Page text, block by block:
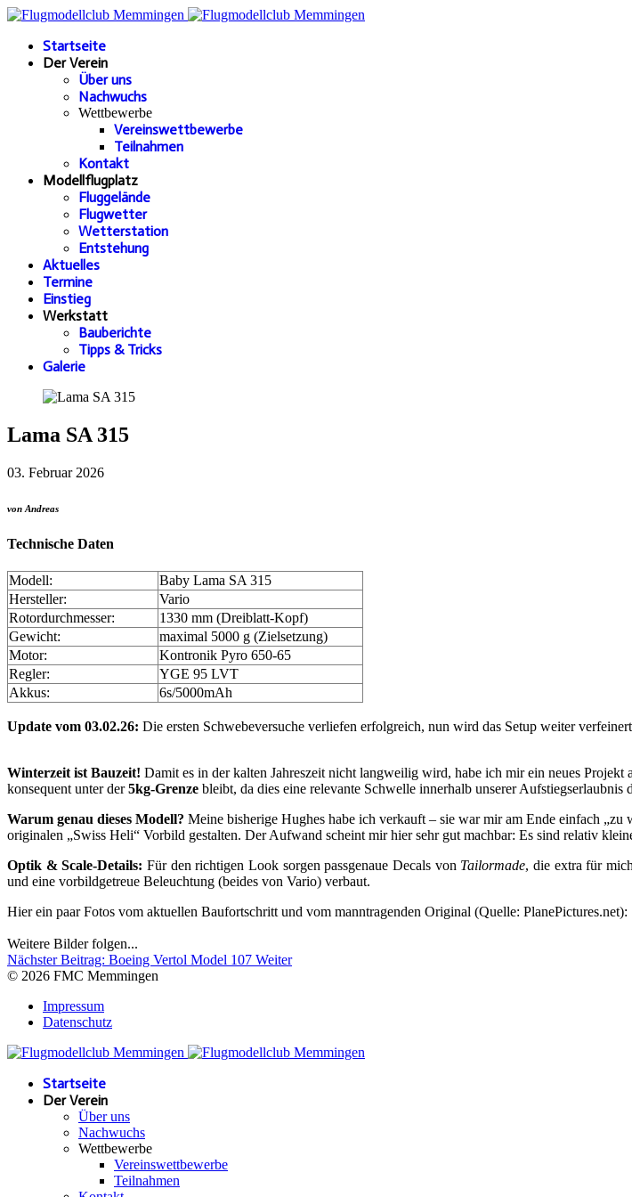
Startseite
Der Verein
Über uns
Nachwuchs
Wettbewerbe
Vereinswettbewerbe
Teilnahmen
Kontakt
Modellflugplatz
Fluggelände
Flugwetter
Wetterstation
Entstehung
Aktuelles
Termine
Einstieg
Werkstatt
Bauberichte
Tipps & Tricks
Galerie
Lama SA 315
03. Februar 2026
von Andreas
Technische Daten
Modell:
Baby Lama SA 315
Hersteller:
Vario
Rotordurchmesser:
1330 mm (Dreiblatt-Kopf)
Gewicht:
maximal 5000 g (Zielsetzung)
Motor:
Kontronik Pyro 650-65
Regler:
YGE 95 LVT
Akkus:
6s/5000mAh
Update vom 03.02.26: Die ersten Schwebeversuche verliefen erfolgreich, nun wird das Setup weiter
Winterzeit ist Bauzeit! Damit es in der kalten Jahreszeit nicht langweilig wird, habe ich mir ein neues
konsequent unter der5kg-Grenze bleibt, da dies eine relevante Schwelle innerhalb unserer Aufstiegserlaubnis
Warum genau dieses Modell? Meine bisherige Hughes habe ich verkauft – sie war mir am Ende einfach
originalen „Swiss Heli“ Vorbild gestalten. Der Aufwand scheint mir hier sehr gut machbar: Es sind relativ
Optik & Scale-Details: Für den richtigen Look sorgen passgenaue Decals von Tailormade, die extra für
und eine vorbildgetreue Beleuchtung (beides von Vario) verbaut.
Hier ein paar Fotos vom aktuellen Baufortschritt und vom manntragenden Original (Quelle: PlanePictures.net):
Weitere Bilder folgen...
Nächster Beitrag: Boeing Vertol Model 107 Weiter
© 2026 FMC Memmingen
Impressum
Datenschutz
Startseite
Der Verein
Über uns
Nachwuchs
Wettbewerbe
Vereinswettbewerbe
Teilnahmen